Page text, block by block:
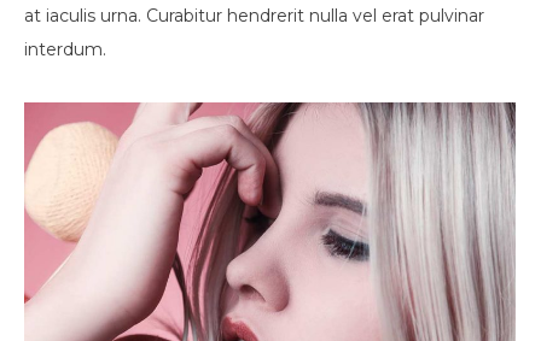
at iaculis urna. Curabitur hendrerit nulla vel erat pulvinar
interdum.